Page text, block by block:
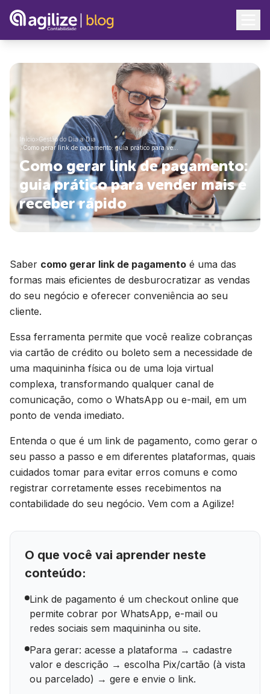
Início>Gestão do Dia a Dia
>Como gerar link de pagamento: guia prático para ve…
Como gerar link de pagamento:
guia prático para vender mais e
receber rápido
Saber como gerar link de pagamento é uma das
formas mais eficientes de desburocratizar as vendas
do seu negócio e oferecer conveniência ao seu
cliente.
Essa ferramenta permite que você realize cobranças
via cartão de crédito ou boleto sem a necessidade de
uma maquininha física ou de uma loja virtual
complexa, transformando qualquer canal de
comunicação, como o WhatsApp ou e-mail, em um
ponto de venda imediato.
Entenda o que é um link de pagamento, como gerar o
seu passo a passo e em diferentes plataformas, quais
cuidados tomar para evitar erros comuns e como
registrar corretamente esses recebimentos na
contabilidade do seu negócio. Vem com a Agilize!
O que você vai aprender neste
conteúdo:
Link de pagamento é um checkout online que
permite cobrar por WhatsApp, e-mail ou
redes sociais sem maquininha ou site.
Para gerar: acesse a plataforma → cadastre
valor e descrição → escolha Pix/cartão (à vista
ou parcelado) → gere e envie o link.